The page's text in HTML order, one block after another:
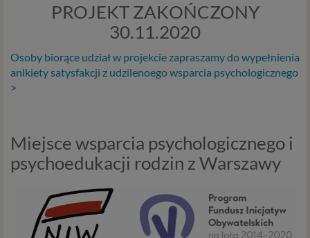
PROJEKT ZAKOŃCZONY
30.11.2020
Osoby biorące udział w projekcie zapraszamy do wypełnienia
anlkiety satysfakcji z udzilenoego wsparcia psychologicznego
>
Miejsce wsparcia psychologicznego i
psychoedukacji rodzin z Warszawy